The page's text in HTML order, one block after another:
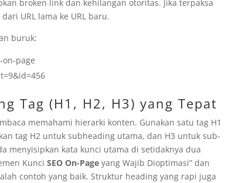
broken link dan kehilangan otoritas. Jika terpaksa
URL lama ke URL baru.
buruk:
page
Tag (H1, H2, H3) yang Tepat
memahami hierarki konten. Gunakan satu tag H1
tag H2 untuk subheading utama, dan H3 untuk sub-
menyisipkan kata kunci utama di setidaknya dua
KunciSEO On-Page yang Wajib Dioptimasi” dan
contoh yang baik. Struktur heading yang rapi juga